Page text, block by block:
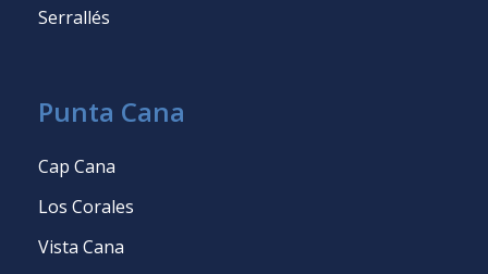
Serrallés
Punta Cana
Cap Cana
Los Corales
Vista Cana